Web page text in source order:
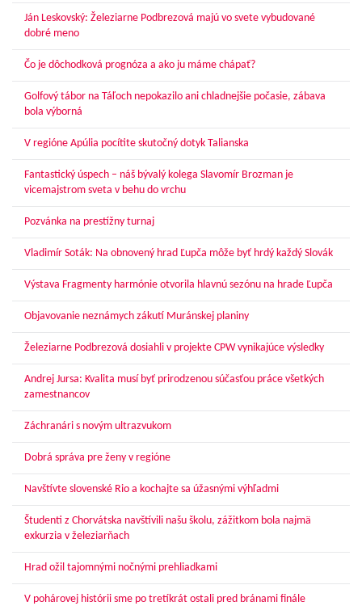
Ján Leskovský: Železiarne Podbrezová majú vo svete vybudované
dobré meno
Čo je dôchodková prognóza a ako ju máme chápať?
Golfový tábor na Táľoch nepokazilo ani chladnejšie počasie, zábava
bola výborná
V regióne Apúlia pocítite skutočný dotyk Talianska
Fantastický úspech – náš bývalý kolega Slavomír Brozman je
vicemajstrom sveta v behu do vrchu
Pozvánka na prestížny turnaj
Vladimír Soták: Na obnovený hrad Ľupča môže byť hrdý každý Slovák
Výstava Fragmenty harmónie otvorila hlavnú sezónu na hrade Ľupča
Objavovanie neznámych zákutí Muránskej planiny
Železiarne Podbrezová dosiahli v projekte CPW vynikajúce výsledky
Andrej Jursa: Kvalita musí byť prirodzenou súčasťou práce všetkých
zamestnancov
Záchranári s novým ultrazvukom
Dobrá správa pre ženy v regióne
Navštívte slovenské Rio a kochajte sa úžasnými výhľadmi
Študenti z Chorvátska navštívili našu školu, zážitkom bola najmä
exkurzia v železiarňach
Hrad ožil tajomnými nočnými prehliadkami
V pohárovej histórii sme po tretíkrát ostali pred bránami finále